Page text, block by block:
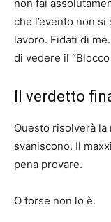
non fai
che l’evento non
lavoro. Fidati di
di vedere il “Blocco
Il verdetto
Questo risolverà la
svaniscono. Il
pena provare.
O forse non lo è.